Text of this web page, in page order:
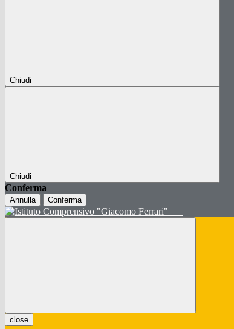
Chiudi
Chiudi
Conferma
Annulla Conferma
close